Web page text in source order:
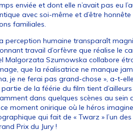
enviée et dont elle n’avait pas eu
avec soi-même et d’être
familiales.
perception humaine transparaît
travail d’orfèvre que réalise le
Malgorzata Szumowska collabore
que la réalisatrice ne manque
je ne ferai pas grand-chose », a-t-
de la féérie du film tient
dans quelques scènes au sein
moment onirique où le héros
qui fait de « Twarz » l’un
Prix du Jury !